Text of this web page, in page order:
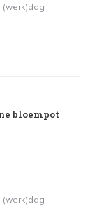
(werk)dag
bloempot
(werk)dag